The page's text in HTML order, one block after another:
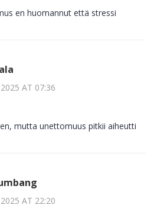
en huomannut että stressi
AT 07:36
mutta unettomuus pitkii aiheutti
AT 22:20